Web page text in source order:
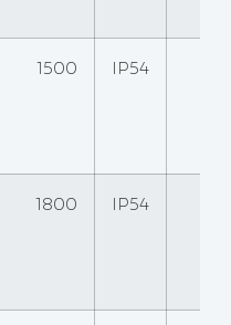
1500 IP54
1800 IP54